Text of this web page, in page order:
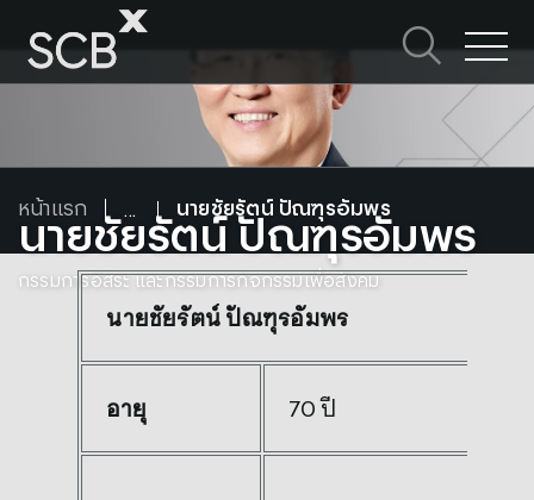
content
ค้นหาใน SCBX
Search
นายชัยรัตน์ ปัณฑุรอัมพร
กรรมการอิสระ และกรรมการกิจกรรมเพื่อสังคม
หน้าแรก นายชัยรัตน์ ปัณฑุรอัมพร
นายชัยรัตน์ ปัณฑุรอัมพร
อายุ 70 ปี